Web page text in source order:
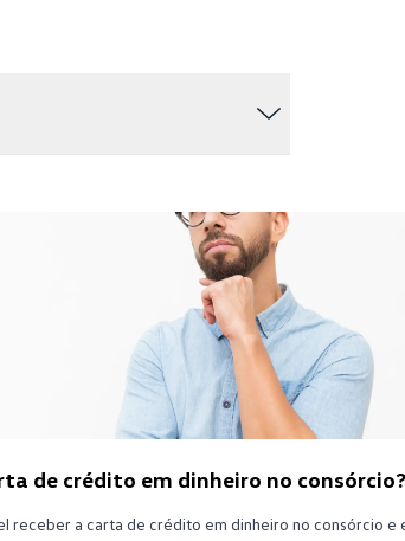
de crédito em dinheiro no consórcio?
receber a carta de crédito em dinheiro no consórcio e